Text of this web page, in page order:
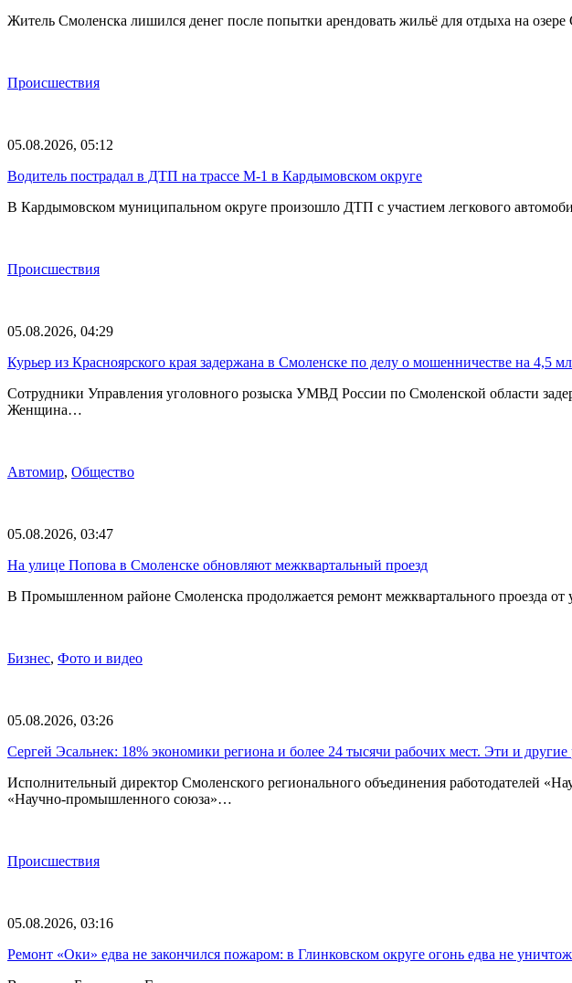
Житель Смоленска лишился денег после попытки арендовать жильё для отдыха на
Происшествия
05.08.2026, 05:12
Водитель пострадал в ДТП на трассе М-1 в Кардымовском округе
В Кардымовском муниципальном округе произошло ДТП с участием легкового
Происшествия
05.08.2026, 04:29
Курьер из Красноярского края задержана в Смоленске по делу о мошенничестве на 4,5
Сотрудники Управления уголовного розыска УМВД России по Смоленской области
Женщина…
Автомир, Общество
05.08.2026, 03:47
На улице Попова в Смоленске обновляют межквартальный проезд
В Промышленном районе Смоленска продолжается ремонт межквартального
Бизнес, Фото и видео
05.08.2026, 03:26
Сергей Эсальнек: 18% экономики региона и более 24 тысячи рабочих мест. Эти и
Исполнительный директор Смоленского регионального объединения
«Научно-промышленного союза»…
Происшествия
05.08.2026, 03:16
Ремонт «Оки» едва не закончился пожаром: в Глинковском округе огонь едва не